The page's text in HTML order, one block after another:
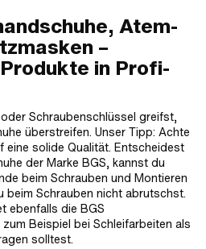
Atem-
–
in Profi-
Schraubenschlüssel greifst,
überstreifen. Unser Tipp: Achte
eine solide Qualität. Entscheidest
der Marke BGS, kannst du
beim Schrauben und Montieren
beim Schrauben nicht abrutschst.
ebenfalls die BGS
Beispiel bei Schleifarbeiten als
solltest.